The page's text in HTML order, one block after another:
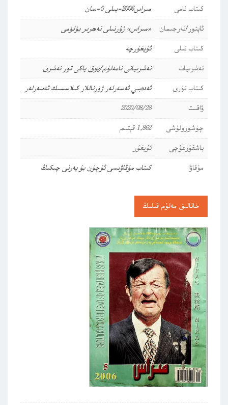
كىتاب نامى
مىراس2006-يىلى 5-سان
ئاپتور/تەرجىمان
«مىراس» ژۇرنىلى تەھرىر بۆلۈمى
كىتاب تىلى
ئۇيغۇرچە
نەشرىيات
نەشرىياتى نامەلۇم/يوق ياكى تور نەشرى
كىتاب تۈرى
ئەدەبىي ئەسەرلەر ژۇرناللار كىلاسسىك ئەسەرلەر
ۋاقىت
2020/08/28
چۈشۈرۈلۈشى
1,862 قېتىم
باشقۇرغۇچى
ئۇيغۇر
مۇقاۋا
كىتاب مۇقاۋىسى ئۈچۈن بۇ يەرنى چىكىڭ
خاتالىق مەلۇم قىلىڭ